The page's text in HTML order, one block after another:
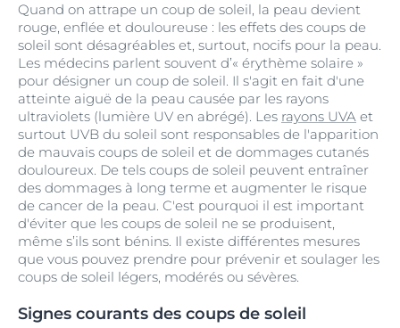
Quand on attrape un coup de soleil, la peau devient
rouge, enflée et douloureuse : les effets des coups de
soleil sont désagréables et, surtout, nocifs pour la peau.
Les médecins parlent souvent d’« érythème solaire »
pour désigner un coup de soleil. Il s'agit en fait d'une
atteinte aiguë de la peau causée par les rayons
ultraviolets (lumière UV en abrégé). Les rayons UVA et
surtout UVB du soleil sont responsables de l'apparition
de mauvais coups de soleil et de dommages cutanés
douloureux. De tels coups de soleil peuvent entraîner
des dommages à long terme et augmenter le risque
de cancer de la peau. C'est pourquoi il est important
d'éviter que les coups de soleil ne se produisent,
même s’ils sont bénins. Il existe différentes mesures
que vous pouvez prendre pour prévenir et soulager les
coups de soleil légers, modérés ou sévères.
Signes courants des coups de soleil